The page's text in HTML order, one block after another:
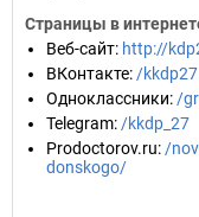
Страницы в
Веб-сайт: http://
ВКонтакте: /kkdp27
Одноклассники: /
Telegram: /kkdp_27
Prodoctorov.ru: /
donskogo/